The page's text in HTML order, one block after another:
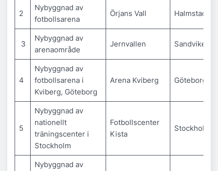
2
Nybyggnad av
fotbollsarena
Örjans Vall Halmstad
3
Nybyggnad av
arenaområde
Jernvallen Sandviken
4
Nybyggnad av
fotbollsarena i
Kviberg, Göteborg
Arena Kviberg Göteborg
5
Nybyggnad av
nationellt
träningscenter i
Stockholm
Fotbollscenter
Kista
Stockholm
Nybyggnad av